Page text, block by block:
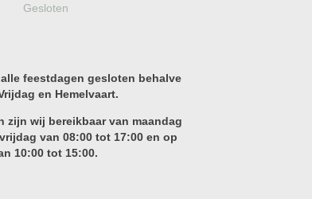
Gesloten
feestdagen gesloten behalve
en Hemelvaart.
zijn wij bereikbaar van maandag
van 08:00 tot 17:00 en op
10:00 tot 15:00.